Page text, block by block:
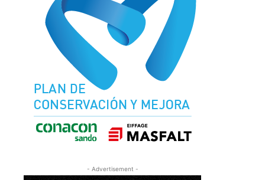
- Advertisement -